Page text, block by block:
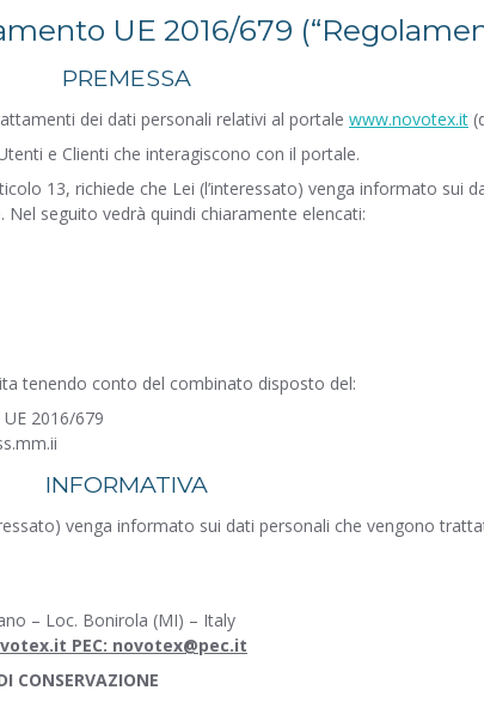
UE 2016/679
PREMESSA
dei dati personali relativi al portale www.novotex.it
e Clienti che interagiscono con il portale.
13, richiede che Lei (l’interessato) venga informato sui
seguito vedrà quindi chiaramente elencati:
tenendo conto del combinato disposto del:
2016/679
INFORMATIVA
venga informato sui dati personali che vengono
– Loc. Bonirola (MI) – Italy
PEC: novotex@pec.it
CONSERVAZIONE